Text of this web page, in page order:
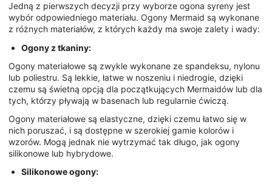
Jedną z pierwszych decyzji przy wyborze ogona syreny jest
wybór odpowiedniego materiału. Ogony Mermaid są wykonane
z różnych materiałów, z których każdy ma swoje zalety i wady:
Ogony z tkaniny:
Ogony materiałowe są zwykle wykonane ze spandeksu, nylonu
lub poliestru. Są lekkie, łatwe w noszeniu i niedrogie, dzięki
czemu są świetną opcją dla początkujących Mermaidów lub dla
tych, którzy pływają w basenach lub regularnie ćwiczą.
Ogony materiałowe są elastyczne, dzięki czemu łatwo się w
nich poruszać, i są dostępne w szerokiej gamie kolorów i
wzorów. Mogą jednak nie wytrzymać tak długo, jak ogony
silikonowe lub hybrydowe.
Silikonowe ogony: